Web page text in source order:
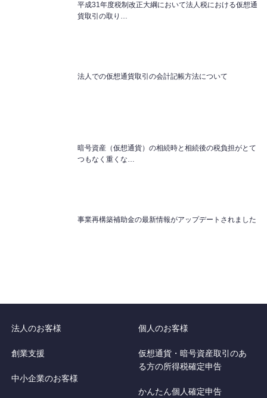
平成31年度税制改正大綱において法人税における仮想通
貨取引の取り…
法人での仮想通貨取引の会計記帳方法について
暗号資産（仮想通貨）の相続時と相続後の税負担がとて
つもなく重くな…
事業再構築補助金の最新情報がアップデートされました
法人のお客様
創業支援
中小企業のお客様
個人のお客様
仮想通貨・暗号資産取引のあ
る方の所得税確定申告
かんたん個人確定申告